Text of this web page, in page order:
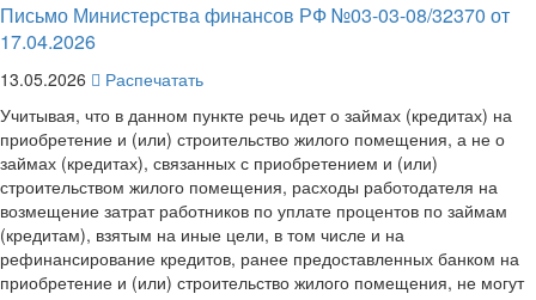
Письмо Министерства финансов РФ №03-03-08/32370 от
17.04.2026
13.05.2026
Распечатать
Учитывая, что в данном пункте речь идет о займах (кредитах) на
приобретение и (или) строительство жилого помещения, а не о
займах (кредитах), связанных с приобретением и (или)
строительством жилого помещения, расходы работодателя на
возмещение затрат работников по уплате процентов по займам
(кредитам), взятым на иные цели, в том числе и на
рефинансирование кредитов, ранее предоставленных банком на
приобретение и (или) строительство жилого помещения, не могут